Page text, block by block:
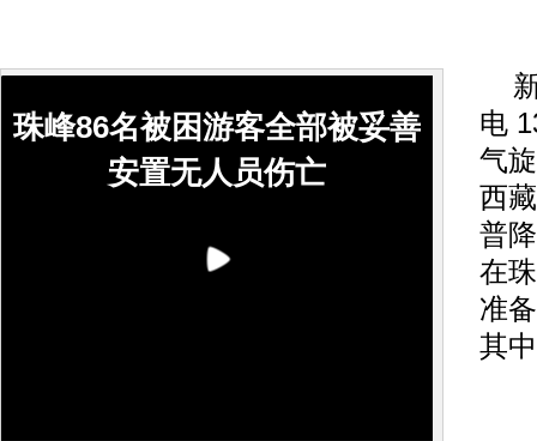
珠峰86名被困游客全部被妥善
安置无人员伤亡
新
电
气
西
普
在
准
其